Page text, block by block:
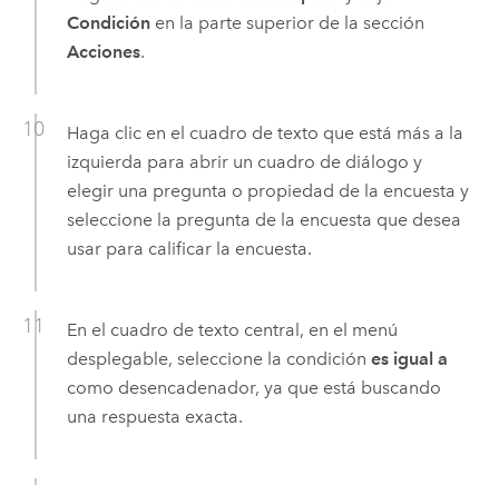
Condiciónen la parte superior de la sección
Acciones.
Haga clic en el cuadro de texto que está más a la
izquierda para abrir un cuadro de diálogo y
elegir una pregunta o propiedad de la encuesta y
seleccione la pregunta de la encuesta que desea
usar para calificar la encuesta.
En el cuadro de texto central, en el menú
desplegable, seleccione la condición es igual a
como desencadenador, ya que está buscando
una respuesta exacta.